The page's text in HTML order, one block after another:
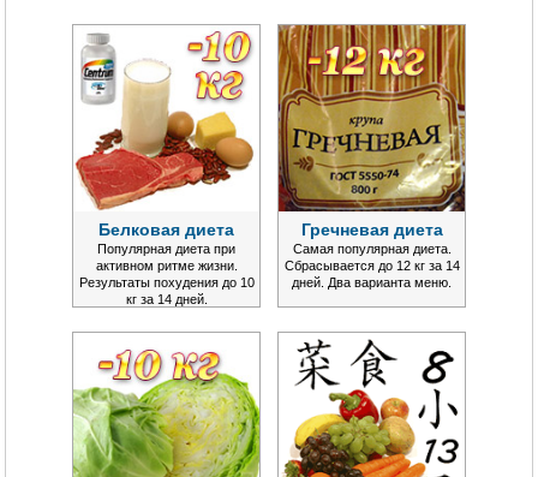
Белковая диета
Популярная диета при
активном ритме жизни.
Результаты похудения до 10
кг за 14 дней.
Гречневая диета
Самая популярная диета.
Сбрасывается до 12 кг за 14
дней. Два варианта меню.